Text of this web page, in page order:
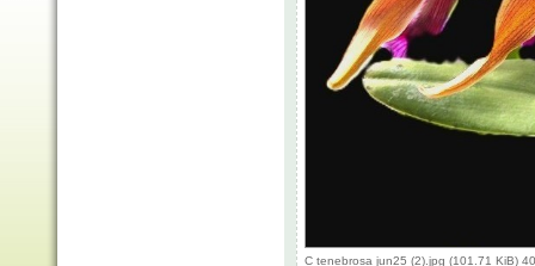
C tenebrosa jun25 (2).jpg (101.71 KiB)